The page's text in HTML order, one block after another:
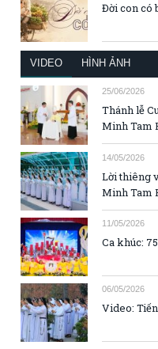
Đời con có
VIDEO HÌNH ẢNH
25/06/2026
Thánh lễ
Minh Tam
14/05/2026
Lời thiêng
Minh Tam
11/05/2026
Ca khúc:
06/05/2026
Video: